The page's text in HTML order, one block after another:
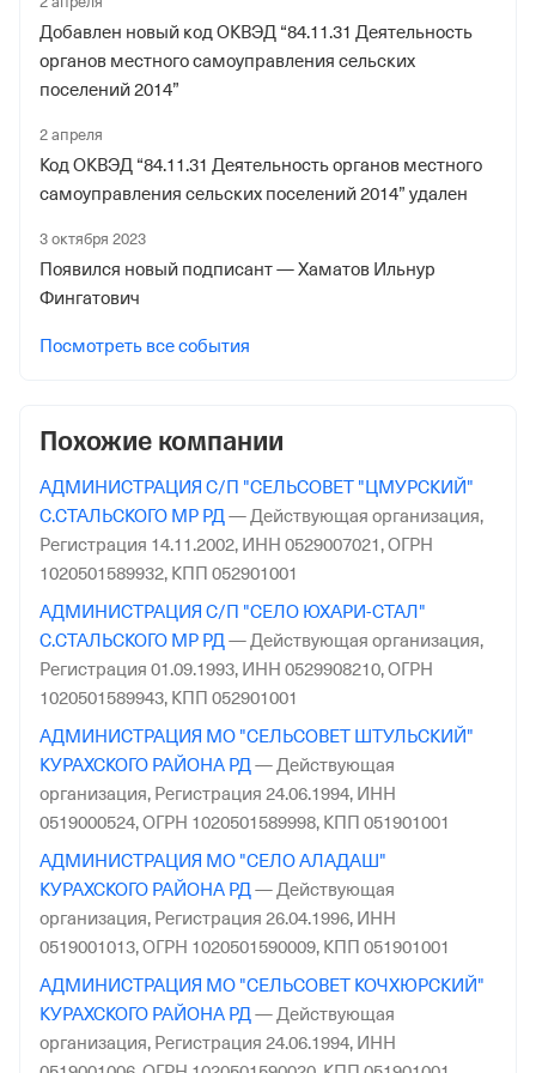
Отделение Фонда Пенсионного и Социального
Башкортостан
Регистрационный номер ФссРФ
1100231149
23 марта 2000
Наименование территориального органа
Страхования Российской Федерации по Республике
Добавлен новый код ОКВЭД “84.11.31 Деятельность
органов местного самоуправления сельских
поселений 2014”
2 апреля
Код ОКВЭД “84.11.31 Деятельность органов местного
самоуправления сельских поселений 2014” удален
3 октября 2023
Появился новый подписант — Хаматов Ильнур
Фингатович
Посмотреть все события
Похожие компании
АДМИНИСТРАЦИЯ С/П "СЕЛЬСОВЕТ "ЦМУРСКИЙ"
С.СТАЛЬСКОГО МР РД — Действующая организация,
Регистрация 14.11.2002, ИНН 0529007021,ОГРН
1020501589932, КПП 052901001
АДМИНИСТРАЦИЯ С/П "СЕЛО ЮХАРИ-СТАЛ"
С.СТАЛЬСКОГО МР РД — Действующая организация,
Регистрация 01.09.1993, ИНН 0529908210,ОГРН
1020501589943, КПП 052901001
АДМИНИСТРАЦИЯ МО "СЕЛЬСОВЕТ ШТУЛЬСКИЙ"
КУРАХСКОГО РАЙОНА РД — Действующая
организация, Регистрация 24.06.1994, ИНН
0519000524,ОГРН 1020501589998, КПП 051901001
АДМИНИСТРАЦИЯ МО "СЕЛО АЛАДАШ"
КУРАХСКОГО РАЙОНА РД — Действующая
организация, Регистрация 26.04.1996, ИНН
0519001013,ОГРН 1020501590009, КПП 051901001
АДМИНИСТРАЦИЯ МО "СЕЛЬСОВЕТ КОЧХЮРСКИЙ"
КУРАХСКОГО РАЙОНА РД — Действующая
организация, Регистрация 24.06.1994, ИНН